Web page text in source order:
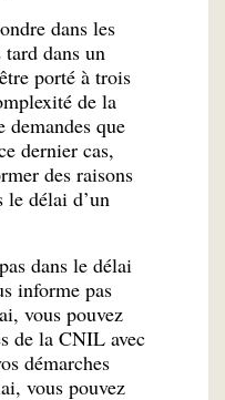
dans les
dans un
porté à trois
de la
demandes que
dernier cas,
des raisons
le délai d’un
dans le délai
informe pas
vous pouvez
de la CNIL avec
démarches
vous pouvez